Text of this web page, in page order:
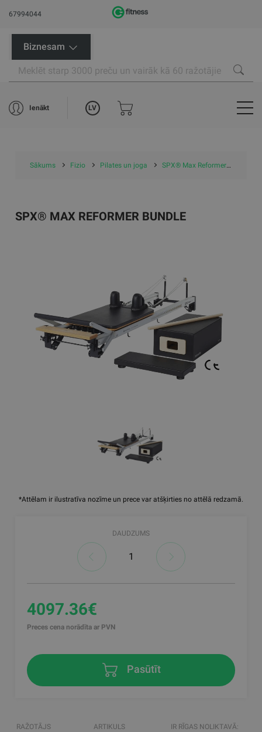
67994044
Biznesam
Ienākt LV
Sākums Fizio Pilates un joga SPX® Max Reformer Bundle
*Attēlam ir ilustratīva nozīme un prece var atšķirties no attēlā redzamā.
SPX® MAX REFORMER BUNDLE
DAUDZUMS
4097.36€
Preces cena norādīta ar PVN
Pasūtīt
RAŽOTĀJS ARTIKULS IR RĪGAS NOLIKTAVĀ: